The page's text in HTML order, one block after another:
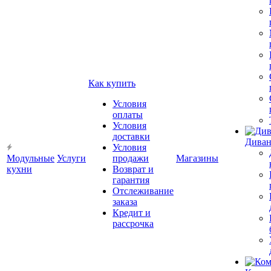
Модульные
кухни
Услуги
Как купить
Условия
оплаты
Условия
доставки
Условия
продажи
Возврат и
гарантия
Отслеживание
заказа
Кредит и
рассрочка
Магазины